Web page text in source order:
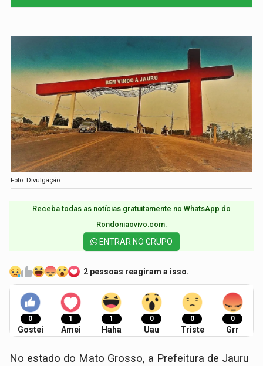
Foto: Divulgação
Receba todas as notícias gratuitamente no WhatsApp do
Rondoniaovivo.com.​
ENTRAR NO GRUPO
2 pessoas reagiram a isso.
0
Gostei
1
Amei
1
Haha
0
Uau
0
Triste
0
Grr
No estado do Mato Grosso, a Prefeitura de Jauru